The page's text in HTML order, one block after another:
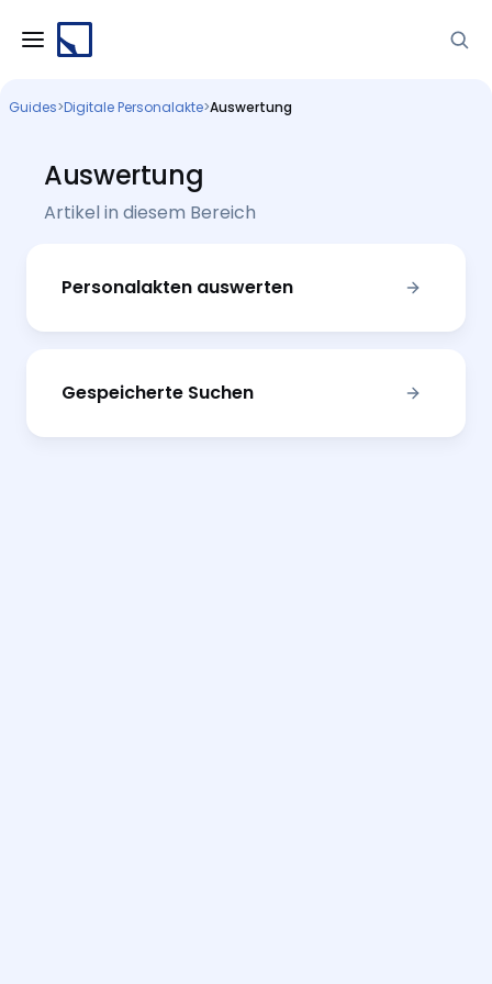
Guides>Digitale Personalakte>Auswertung
Auswertung
Artikel in diesem Bereich
Personalakten auswerten
Gespeicherte Suchen